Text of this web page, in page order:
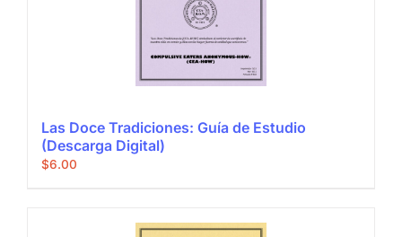
Las Doce Tradiciones: Guía de Estudio
(Descarga Digital)
$6.00